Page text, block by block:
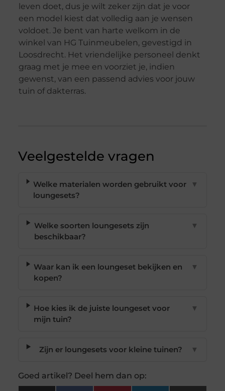
leven doet, dus je wilt zeker zijn dat je voor
een model kiest dat volledig aan je wensen
voldoet. Je bent van harte welkom in de
winkel van HG Tuinmeubelen, gevestigd in
Loosdrecht. Het vriendelijke personeel denkt
graag met je mee en voorziet je, indien
gewenst, van een passend advies voor jouw
tuin of dakterras.
Veelgestelde vragen
Welke materialen worden gebruikt voor
loungesets?
▼
Welke soorten loungesets zijn
beschikbaar?
▼
Waar kan ik een loungeset bekijken en
kopen?
▼
Hoe kies ik de juiste loungeset voor
mijn tuin?
▼
Zijn er loungesets voor kleine tuinen? ▼
Goed artikel? Deel hem dan op: